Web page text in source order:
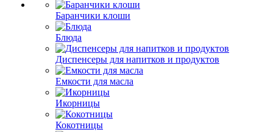
Баранчики клоши
Блюда
Диспенсеры для напитков и продуктов
Емкости для масла
Икорницы
Кокотницы